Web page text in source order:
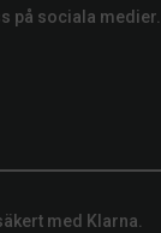
på sociala medier.
med Klarna.